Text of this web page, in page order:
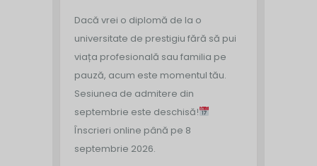
Dacă vrei o diplomă de la o
universitate de prestigiu fără să pui
viața profesională sau familia pe
pauză, acum este momentul tău.
Sesiunea de admitere din
septembrie este deschisă!
Înscrieri online până pe 8
septembrie 2026.